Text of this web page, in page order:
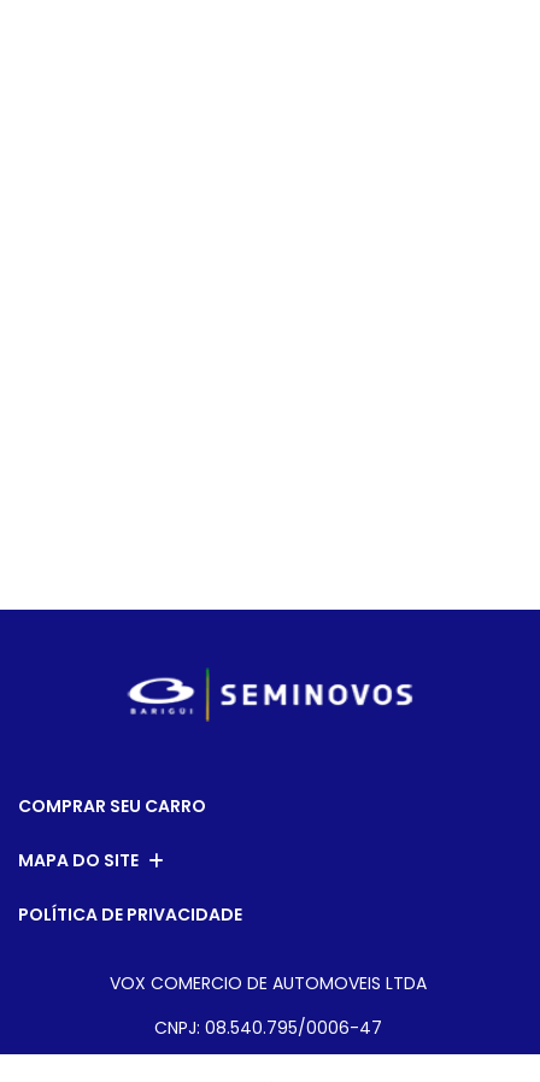
COMPRAR SEU CARRO
MAPA DO SITE
POLÍTICA DE PRIVACIDADE
VOX COMERCIO DE AUTOMOVEIS LTDA
CNPJ: 08.540.795/0006-47